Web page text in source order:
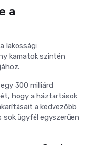
a
lakossági
kamatok szintén
300 milliárd
hogy a háztartások
a kedvezőbb
sok ügyfél egyszerűen